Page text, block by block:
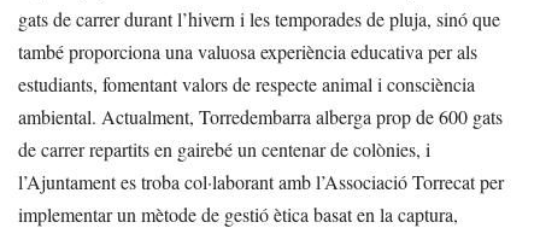
gats de carrer durant l’hivern i les temporades de pluja, sinó que
també proporciona una valuosa experiència educativa per als
estudiants, fomentant valors de respecte animal i consciència
ambiental. Actualment, Torredembarra alberga prop de 600 gats
de carrer repartits en gairebé un centenar de colònies, i
l’Ajuntament es troba col·laborant amb l’Associació Torrecat per
implementar un mètode de gestió ètica basat en la captura,